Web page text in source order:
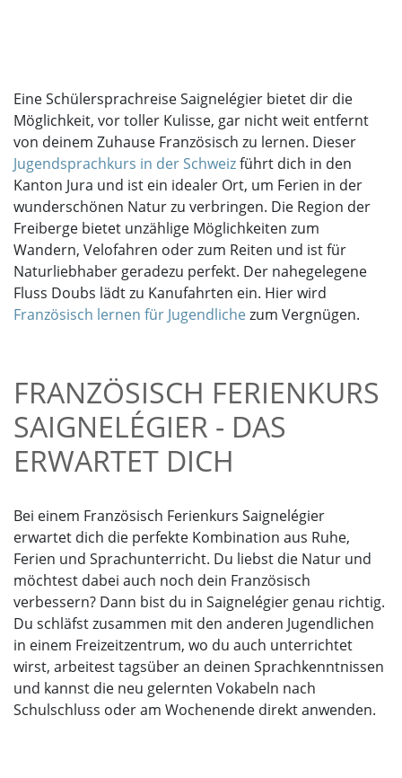
Eine Schülersprachreise Saignelégier bietet dir die
Möglichkeit, vor toller Kulisse, gar nicht weit entfernt
von deinem Zuhause Französisch zu lernen. Dieser
Jugendsprachkurs in der Schweizführt dich in den
Kanton Jura und ist ein idealer Ort, um Ferien in der
wunderschönen Natur zu verbringen. Die Region der
Freiberge bietet unzählige Möglichkeiten zum
Wandern, Velofahren oder zum Reiten und ist für
Naturliebhaber geradezu perfekt. Der nahegelegene
Fluss Doubs lädt zu Kanufahrten ein. Hier wird
Französisch lernen für Jugendlichezum Vergnügen.
FRANZÖSISCH FERIENKURS
SAIGNELÉGIER - DAS
ERWARTET DICH
Bei einem Französisch Ferienkurs Saignelégier
erwartet dich die perfekte Kombination aus Ruhe,
Ferien und Sprachunterricht. Du liebst die Natur und
möchtest dabei auch noch dein Französisch
verbessern? Dann bist du in Saignelégier genau richtig.
Du schläfst zusammen mit den anderen Jugendlichen
in einem Freizeitzentrum, wo du auch unterrichtet
wirst, arbeitest tagsüber an deinen Sprachkenntnissen
und kannst die neu gelernten Vokabeln nach
Schulschluss oder am Wochenende direkt anwenden.